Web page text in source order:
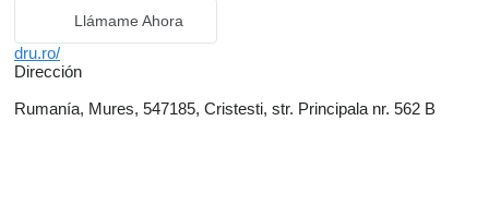
Llámame Ahora
dru.ro/
Dirección
Rumanía, Mures, 547185, Cristesti, str. Principala nr. 562 B